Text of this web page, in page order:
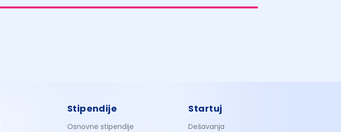
Stipendije
Osnovne stipendije
Startuj
Dešavanja